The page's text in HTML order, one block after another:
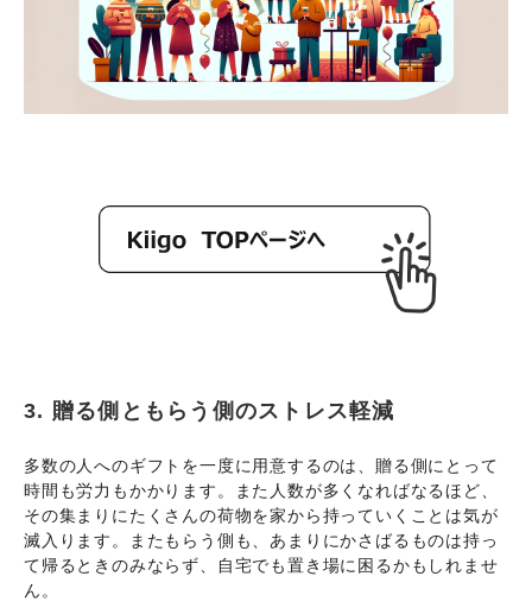
3. 贈る側ともらう側のストレス軽減
多数の人へのギフトを一度に用意するのは、贈る側にとって
時間も労力もかかります。また人数が多くなればなるほど、
その集まりにたくさんの荷物を家から持っていくことは気が
滅入ります。またもらう側も、あまりにかさばるものは持っ
て帰るときのみならず、自宅でも置き場に困るかもしれませ
ん。